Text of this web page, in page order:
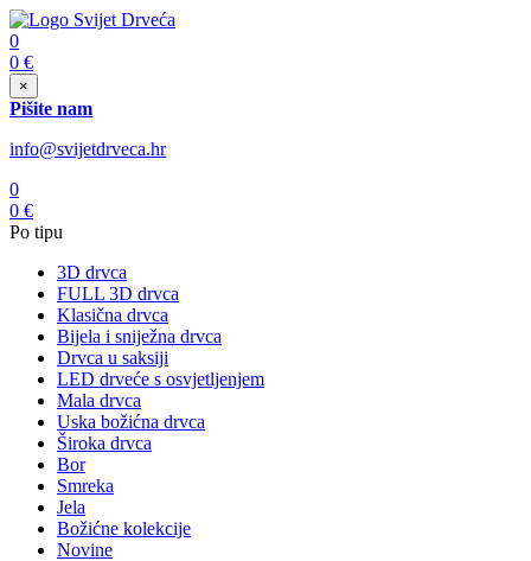
0
0 €
×
Pišite nam
info@svijetdrveca.hr
0
0 €
Po tipu
3D drvca
FULL 3D drvca
Klasična drvca
Bijela i sniježna drvca
Drvca u saksiji
LED drveće s osvjetljenjem
Mala drvca
Uska božićna drvca
Široka drvca
Bor
Smreka
Jela
Božićne kolekcije
Novine